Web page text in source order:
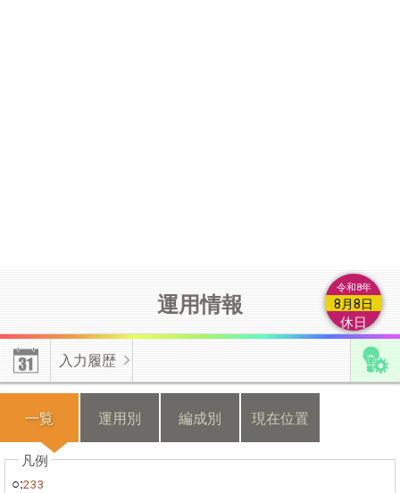
によるもの等の類は付加情報とは認められませんので登録しない
【編成付加情報】
有効･無効化時の不具合修正しました。上書き
更新した情報を無効化した場合は、無効化操作前の情報が有効と
なります。
具合フォームよりご連絡ください。
運用情報
令和8年
8月8日
休日
入力履歴
一覧 運用別 編成別 現在位置
○:233